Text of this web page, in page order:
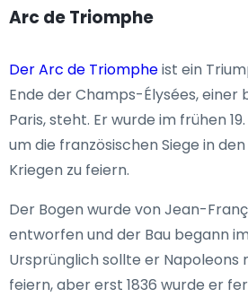
Arc de Triomphe
Der Arc de Triompheist ein
Ende der Champs-Élysées,
Paris, steht. Er wurde im frühen
um die französischen Siege in
Kriegen zu feiern.
Der Bogen wurde von Jean-
entworfen und der Bau begann
Ursprünglich sollte er Napoleons
feiern, aber erst 1836 wurde er